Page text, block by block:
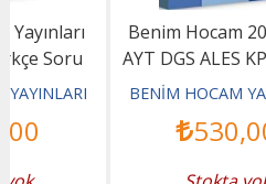
Benim Hocam 2026 TYT
AYT DGS ALES KPSS MSÜ
Parla Paragraf Soru
BENİM HOCAM YAYINLARI
,00